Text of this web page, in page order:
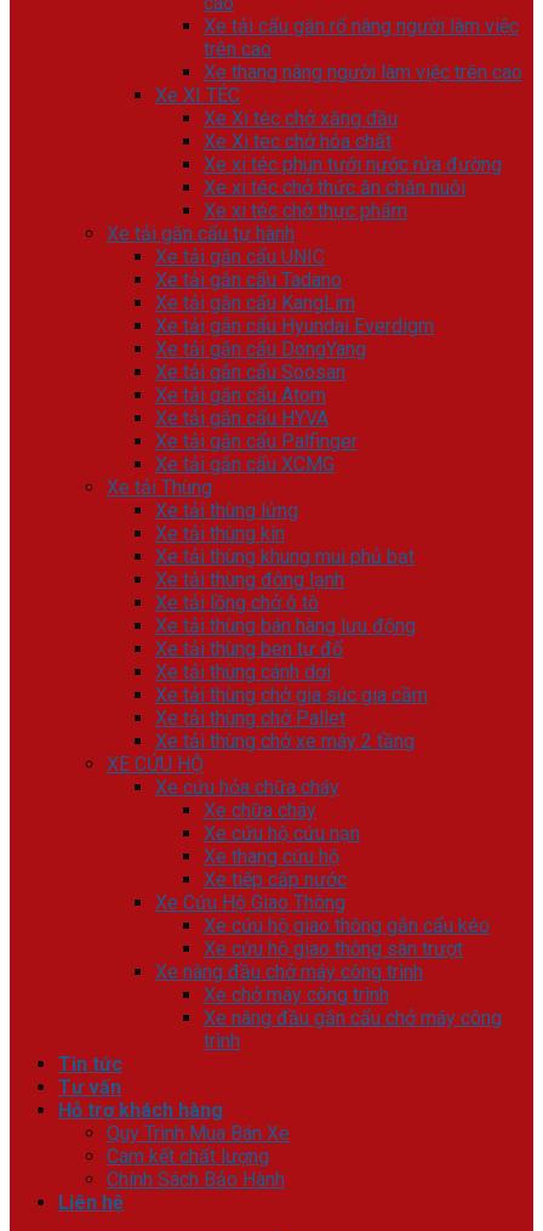
Xe tải cẩu gắn rổ nâng người làm việc
trên cao
Xe thang nâng người làm việc trên cao
Xe XI TÉC
Xe Xi téc chở xăng dầu
Xe Xi tec chở hóa chất
Xe xi téc phun tưới nước rửa đường
Xe xi téc chở thức ăn chăn nuôi
Xe xi téc chở thực phẩm
Xe tải gắn cẩu tự hành
Xe tải gắn cẩu UNIC
Xe tải gắn cẩu Tadano
Xe tải gắn cẩu KangLim
Xe tải gắn cẩu Hyundai Everdigm
Xe tải gắn cẩu DongYang
Xe tải gắn cẩu Soosan
Xe tải gắn cẩu Atom
Xe tải gắn cẩu HYVA
Xe tải gắn cẩu Palfinger
Xe tải gắn cẩu XCMG
Xe tải Thùng
Xe tải thùng lửng
Xe tải thùng kín
Xe tải thùng khung mui phủ bạt
Xe tải thùng đông lạnh
Xe tải lồng chở ô tô
Xe tải thùng bán hàng lưu động
Xe tải thùng ben tự đổ
Xe tải thùng cánh dơi
Xe tải thùng chở gia súc gia cầm
Xe tải thùng chở Pallet
Xe tải thùng chở xe máy 2 tầng
XE CỨU HỘ
Xe cứu hỏa chữa cháy
Xe chữa cháy
Xe cứu hộ cứu nạn
Xe thang cứu hộ
Xe tiếp cấp nước
Xe Cứu Hộ Giao Thông
Xe cứu hộ giao thông gắn cẩu kéo
Xe cứu hộ giao thông sàn trượt
Xe nâng đầu chở máy công trình
Xe chở máy công trình
Xe nâng đầu gắn cẩu chở máy công
trình
Tin tức
Tư vấn
Hỗ trợ khách hàng
Quy Trình Mua Bán Xe
Cam kết chất lượng
Chính Sách Bảo Hành
Liên hệ